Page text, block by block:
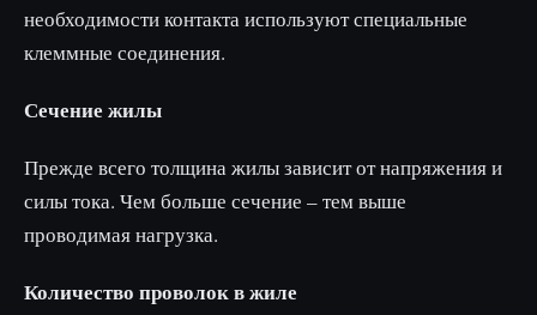
необходимости контакта используют специальные
клеммные соединения.
Сечение жилы
Прежде всего толщина жилы зависит от напряжения и
силы тока. Чем больше сечение – тем выше
проводимая нагрузка.
Количество проволок в жиле